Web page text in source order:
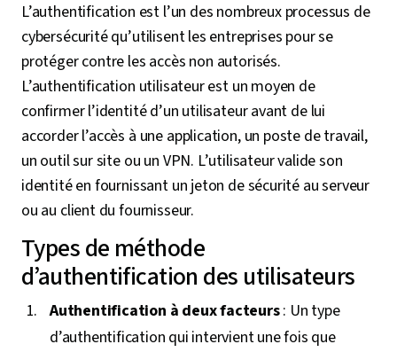
L’authentification est l’un des nombreux processus de
cybersécurité qu’utilisent les entreprises pour se
protéger contre les accès non autorisés.
L’authentification utilisateur est un moyen de
confirmer l’identité d’un utilisateur avant de lui
accorder l’accès à une application, un poste de travail,
un outil sur site ou un VPN. L’utilisateur valide son
identité en fournissant un jeton de sécurité au serveur
ou au client du fournisseur.
Types de méthode
d’authentification des utilisateurs
Authentification à deux facteurs: Un type
d’authentification qui intervient une fois que